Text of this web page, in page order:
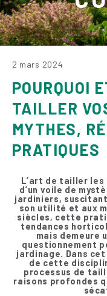
2 mars 2024
POURQUOI
TAILLER
MYTHES,
PRATIQUES
L’art de tailler
d’un voile de
jardiniers,
son utilité et aux
siècles, cette
tendances
mais demeure
questionnement
jardinage. Dans
de cette
processus de
raisons profondes